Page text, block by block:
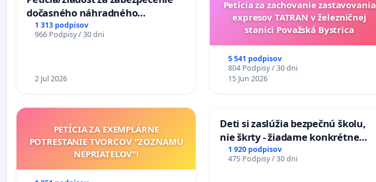
dočasného náhradného
premostenia Váhu počas úplnej
uzávery Vážskeho mosta v
1 313 podpisov
966 Podpisy / 30 dni
2 Jul 2026
Petícia za zachovanie zastavovania
expresov TATRAN v železničnej
stanici Považská Bystrica
5 541 podpisov
804 Podpisy / 30 dni
15 Jun 2026
PETÍCIA ZA EXEMPLÁRNE
POTRESTANIE TVORCOV "ZOZNAMU
NEPRIATEĽOV"!
Deti si zaslúžia bezpečnú školu,
nie škrty - žiadame konkrétne
opatrenia na zlepšenie situácie v
školstve
1 920 podpisov
475 Podpisy / 30 dni